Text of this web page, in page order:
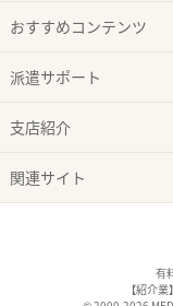
おすすめコンテンツ
派遣サポート
支店紹介
関連サイト
有
【紹介